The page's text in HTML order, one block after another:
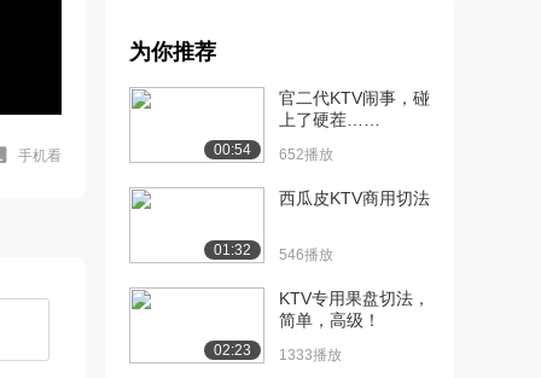
手机看
1.2万播放
[7] 14.接电话 00:43
9093播放
[9] 17.打错电话
8599播放
[10] 19.手机座机通话障碍 00:51
为你推荐
00:54
官二代KTV闹事，碰
上了硬茬……
652播放
01:32
西瓜皮KTV商用切法
546播放
02:23
KTV专用果盘切法，
简单，高级！
1333播放